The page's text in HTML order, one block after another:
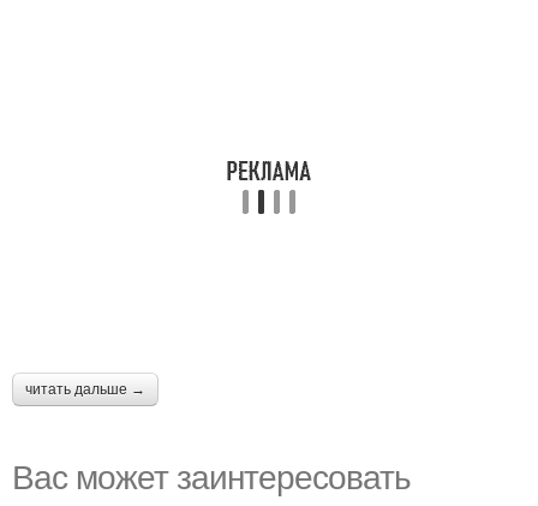
читать дальше →
Вас может заинтересовать